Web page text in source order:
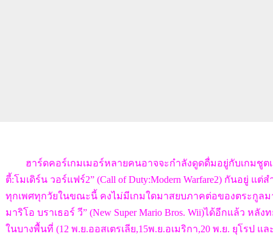
ฮาร์ดคอร์เกมเมอร์หลายคนอาจจะกำลังดูดดื่มอยู่กับเกมชู
ตี้:โมเดิร์น วอร์แฟร์2” (Call of Duty:Modern Warfare2) กันอยู่ แ
ทุกเพศทุกวัยในขณะนี้ คงไม่มีเกมใดมาสยบภาคต่อของตระกูลม
มาริโอ บราเธอร์ วี” (New Super Mario Bros. Wii)ได้อีกแล้ว ห
ในบางพื้นที่ (12 พ.ย.ออสเตรเลีย,15พ.ย.อเมริกา,20 พ.ย. ยุโรป แ